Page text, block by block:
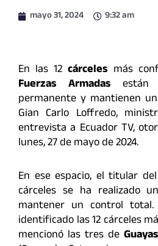
mayo 31, 2024 9:32 am
En las 12cárceles más
Fuerzas Armadas están
permanente y mantienen
Gian Carlo Loffredo,
entrevista a Ecuador TV,
lunes, 27 de mayo de 2024.
En ese espacio, el titular
cárceles se ha realizado
mantener un control
identificado las 12 cárceles
mencionó las tres de Guayas